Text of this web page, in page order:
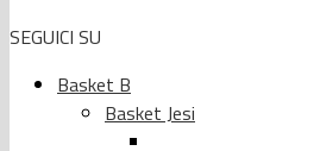
SEGUICI SU
Basket B
Basket Jesi